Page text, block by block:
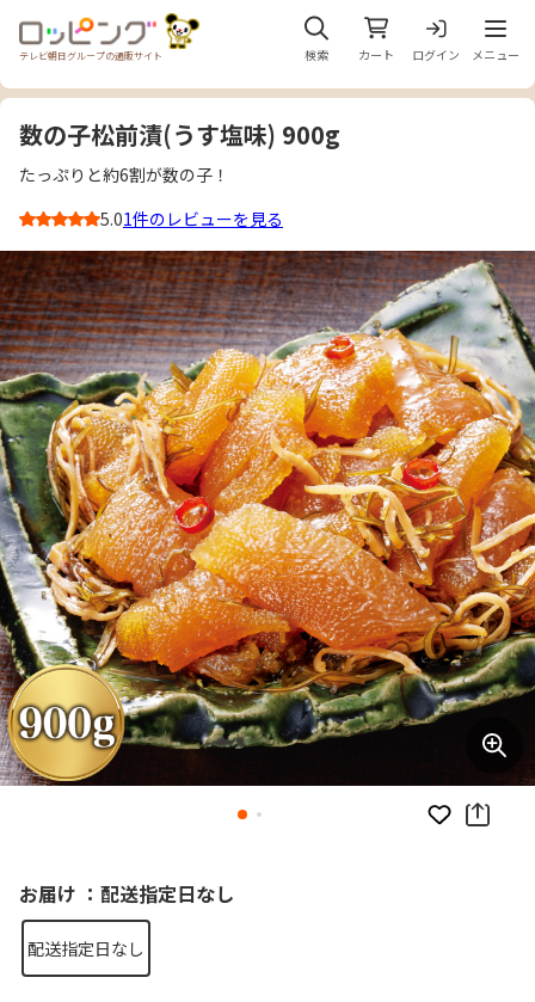
テレビ朝日グループの通販サイト 検索 カート ログイン
メニ
メニュー
お気に入り
数の子松前漬(うす塩味) 900g
たっぷりと約6割が数の子！
5.01件のレビューを見る
お届け ：配送指定日なし
配送指定日なし